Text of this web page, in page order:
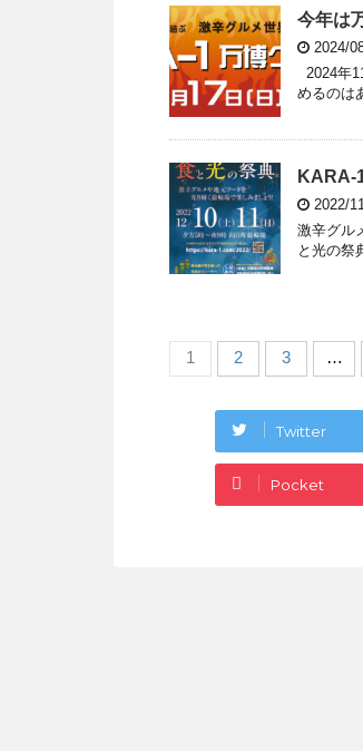
今年は
2024/
2024年
めるのは
KARA-
2022/
激辛グル
と光の祭
1 2 3 …
Twitter
Pocket